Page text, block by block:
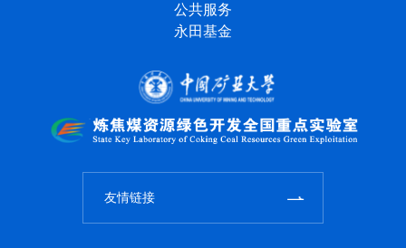
公共服务
永田基金
友情链接